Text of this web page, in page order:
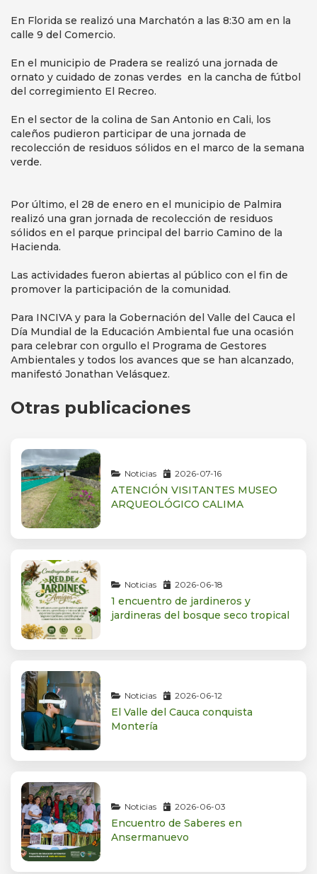
En Florida se realizó una Marchatón a las 8:30 am en la
calle 9 del Comercio.
En el municipio de Pradera se realizó una jornada de
ornato y cuidado de zonas verdes en la cancha de fútbol
del corregimiento El Recreo.
En el sector de la colina de San Antonio en Cali, los
caleños pudieron participar de una jornada de
recolección de residuos sólidos en el marco de la semana
verde.
Por último, el 28 de enero en el municipio de Palmira
realizó una gran jornada de recolección de residuos
sólidos en el parque principal del barrio Camino de la
Hacienda.
Las actividades fueron abiertas al público con el fin de
promover la participación de la comunidad.
Para INCIVA y para la Gobernación del Valle del Cauca el
Día Mundial de la Educación Ambiental fue una ocasión
para celebrar con orgullo el Programa de Gestores
Ambientales y todos los avances que se han alcanzado,
manifestó Jonathan Velásquez.
Otras publicaciones
Noticias 2026-07-16
ATENCIÓN VISITANTES MUSEO
ARQUEOLÓGICO CALIMA
Noticias 2026-06-18
1 encuentro de jardineros y
jardineras del bosque seco tropical
Noticias 2026-06-12
El Valle del Cauca conquista
Montería
Noticias 2026-06-03
Encuentro de Saberes en
Ansermanuevo